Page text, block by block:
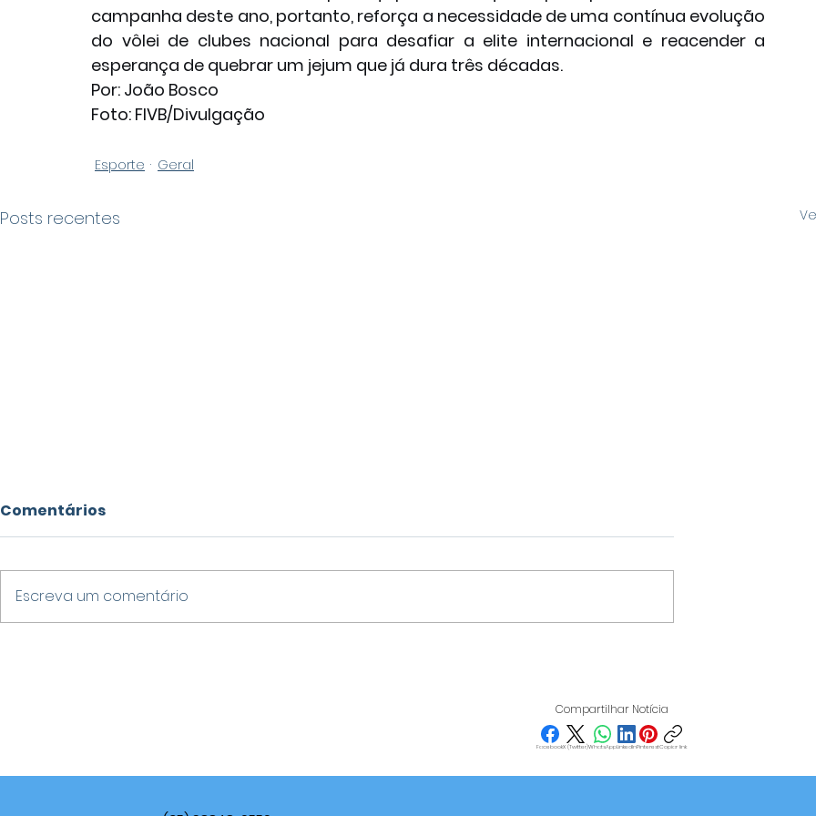
campanha deste ano, portanto, reforça a necessidade de uma contínua evolução
do vôlei de clubes nacional para desafiar a elite internacional e reacender a
esperança de quebrar um jejum que já dura três décadas.
Por: João Bosco
Foto: FIVB/Divulgação
Esporte Geral
Posts recentes
MINAS E LANÇA FLÁVIO
ROSCOE, EX-PRESIDENTE
DA FIEMG, AO PALÁCIO
TIRADENTES
Comentários
Escreva um comentário
Compartilhar Notícia
FacebookX (Twitter)WhatsAppLinkedInPinterestCopiar link